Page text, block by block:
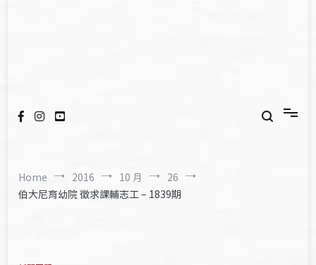
Home 2016 10 月
26
伯大尼育幼院 徵求課輔志工 – 1839期